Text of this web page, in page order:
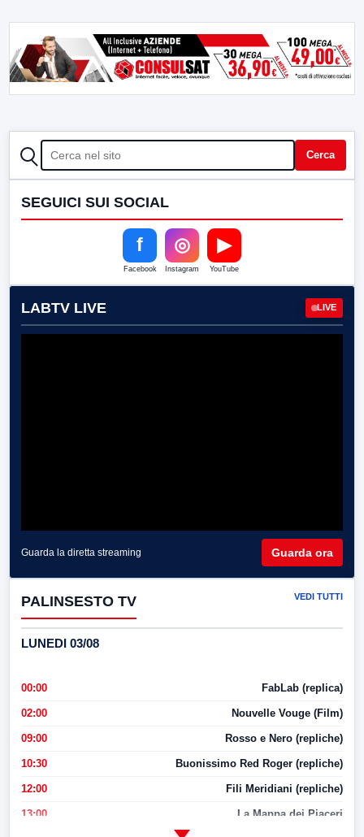
CERCA Cerca
SEGUICI SUI SOCIAL
f
Facebook
◎
Instagram
▶
YouTube
LABTV LIVE LIVE
Guarda la diretta streaming Guarda ora
PALINSESTO TV VEDI TUTTI
LUNEDI 03/08
00:00 FabLab (replica)
02:00 Nouvelle Vouge (Film)
09:00 Rosso e Nero (repliche)
10:30 Buonissimo Red Roger (repliche)
12:00 Fili Meridiani (repliche)
13:00 La Mappa dei Piaceri